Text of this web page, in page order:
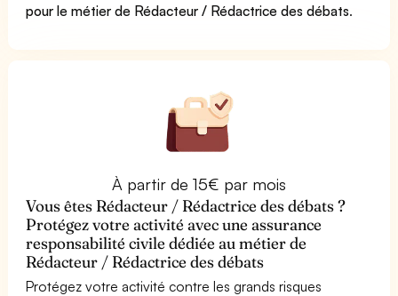
pour le métier de Rédacteur / Rédactrice des débats.
À partir de 15€ par mois
Vous êtes Rédacteur / Rédactrice des débats ?
Protégez votre activité avec une assurance
responsabilité civile dédiée au métier de
Rédacteur / Rédactrice des débats
Protégez votre activité contre les grands risques